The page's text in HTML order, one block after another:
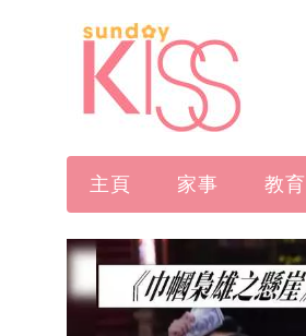
主頁 家事 教育